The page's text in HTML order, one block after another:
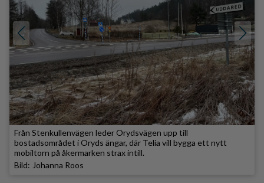
Från Stenkullenvägen leder Orydsvägen upp till
bostadsområdet i Oryds ängar, där Telia vill bygga ett nytt
mobiltorn på åkermarken strax intill.
Johanna Roos